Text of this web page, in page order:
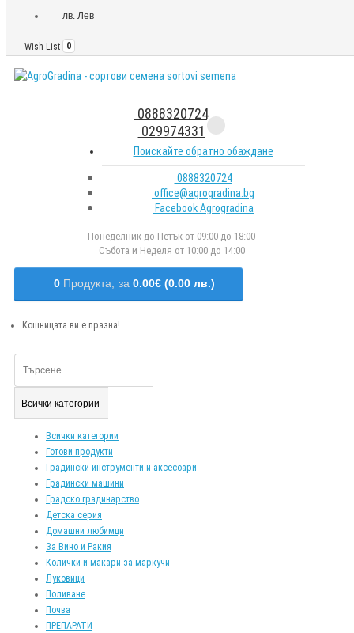
лв. Лев
Wish List 0
0888320724
029974331
Поискайте обратно обаждане
0888320724
office@agrogradina.bg
Facebook Agrogradina
Понеделник до Петък от 09:00 до 18:00
Събота и Неделя от 10:00 до 14:00
0 Продукта, за 0.00€ (0.00 лв.)
Кошницата ви е празна!
Всички категории
Всички категории
Готови продукти
Градински инструменти и аксесоари
Градински машини
Градско градинарство
Детска серия
Домашни любимци
За Вино и Ракия
Колички и макари за маркучи
Луковици
Поливане
Почва
ПРЕПАРАТИ